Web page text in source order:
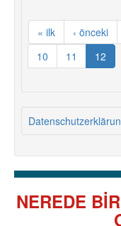
« ilk ‹ önceki
10
11 12
NEREDE